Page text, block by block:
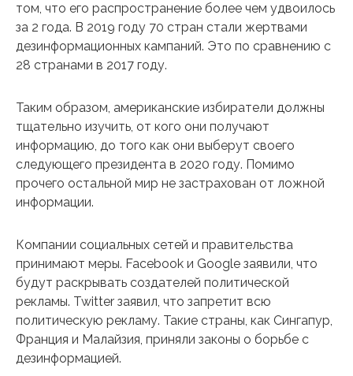
том, что его распространение более чем удвоилось
за 2 года. В 2019 году 70 стран стали жертвами
дезинформационных кампаний. Это по сравнению с
28 странами в 2017 году.
Таким образом, американские избиратели должны
тщательно изучить, от кого они получают
информацию, до того как они выберут своего
следующего президента в 2020 году. Помимо
прочего остальной мир не застрахован от ложной
информации.
Компании социальных сетей и правительства
принимают меры. Facebook и Google заявили, что
будут раскрывать создателей политической
рекламы. Twitter заявил, что запретит всю
политическую рекламу. Такие страны, как Сингапур,
Франция и Малайзия, приняли законы о борьбе с
дезинформацией.